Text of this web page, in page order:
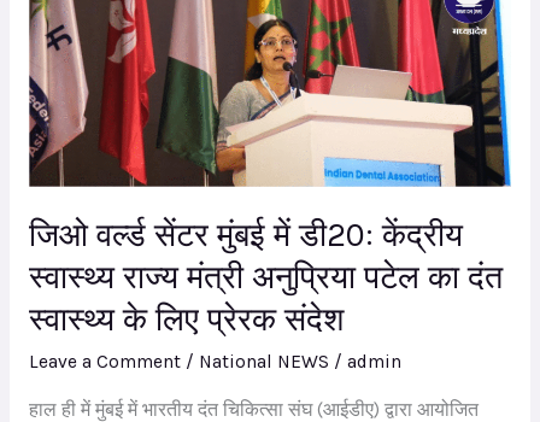
जिओ वर्ल्ड सेंटर मुंबई में डी20: केंद्रीय
स्वास्थ्य राज्य मंत्री अनुप्रिया पटेल का दंत
स्वास्थ्य के लिए प्रेरक संदेश
Leave a Comment / National NEWS / admin
हाल ही में मुंबई में भारतीय दंत चिकित्सा संघ (आईडीए) द्वारा आयोजित
वर्ल्ड
सेंटर
मुंबई
में
डी20:
केंद्रीय
स्वास्थ्य
मंत्री
अनुप्रिया
पटेल